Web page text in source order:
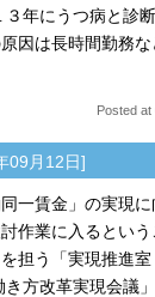
年にうつ病と診
因は長時間勤務な
Posted at
09月12日]
一賃金」の実現に
作業に入るという
担う「実現推進室
方改革実現会議」